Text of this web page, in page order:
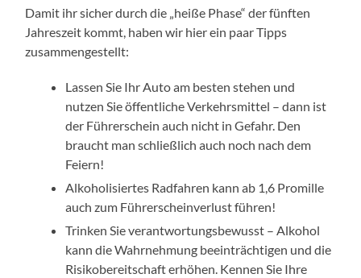
Damit ihr sicher durch die „heiße Phase“ der fünften
Jahreszeit kommt, haben wir hier ein paar Tipps
zusammengestellt:
Lassen Sie Ihr Auto am besten stehen und
nutzen Sie öffentliche Verkehrsmittel – dann ist
der Führerschein auch nicht in Gefahr. Den
braucht man schließlich auch noch nach dem
Feiern!
Alkoholisiertes Radfahren kann ab 1,6 Promille
auch zum Führerscheinverlust führen!
Trinken Sie verantwortungsbewusst – Alkohol
kann die Wahrnehmung beeinträchtigen und die
Risikobereitschaft erhöhen. Kennen Sie Ihre